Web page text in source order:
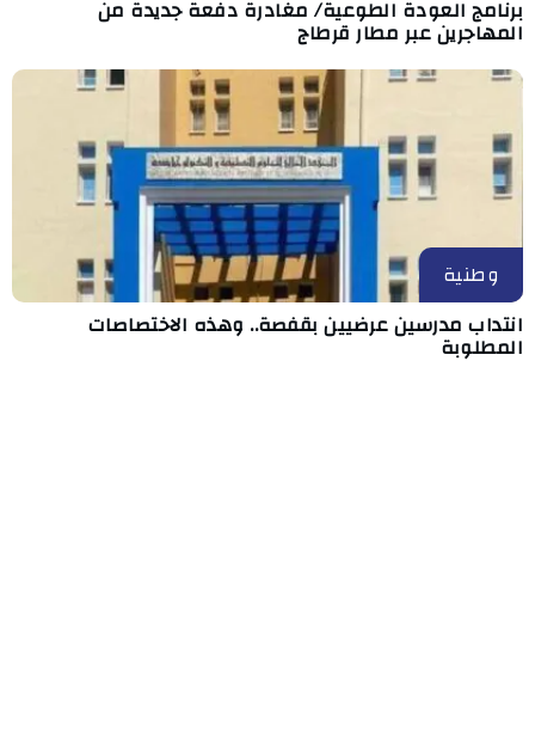
برنامج العودة الطوعية/ مغادرة دفعة جديدة من
المهاجرين عبر مطار قرطاج
وطنية
انتداب مدرسين عرضيين بقفصة.. وهذه الاختصاصات
المطلوبة